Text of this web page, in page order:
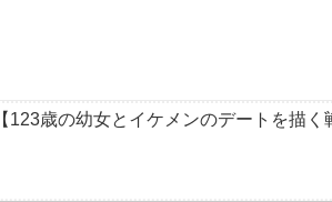
【123歳の幼女とイケメンのデートを描